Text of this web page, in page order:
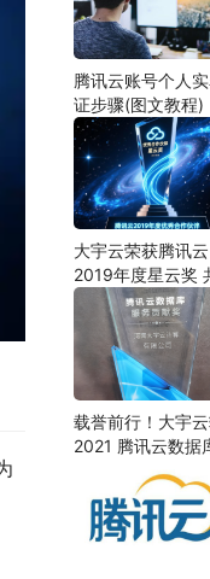
腾讯云账号个人
证步骤(图文教程)
大宇云荣获腾讯云
2019年度星云奖
云生态新篇章
载誉前行！大宇
2021 腾讯云数据